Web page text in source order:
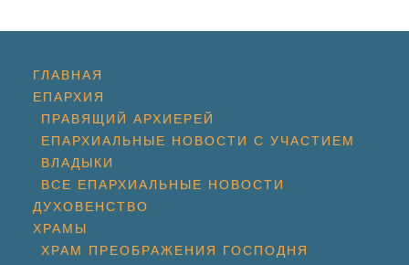
ГЛАВНАЯ
ЕПАРХИЯ
ПРАВЯЩИЙ АРХИЕРЕЙ
ЕПАРХИАЛЬНЫЕ НОВОСТИ С УЧАСТИЕМ
ВЛАДЫКИ
ВСЕ ЕПАРХИАЛЬНЫЕ НОВОСТИ
ДУХОВЕНСТВО
ХРАМЫ
ХРАМ ПРЕОБРАЖЕНИЯ ГОСПОДНЯ